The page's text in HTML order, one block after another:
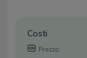
Costi
Prezzo: